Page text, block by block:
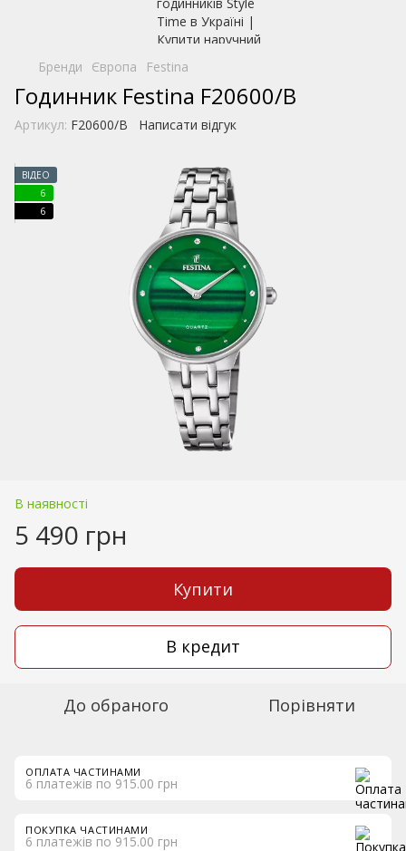
Бренди Європа Festina
Годинник Festina F20600/B
Артикул: F20600/B Написати відгук
ВІДЕО
6
6
В наявності
5 490 грн
Купити
В кредит
До обраного Порівняти
ОПЛАТА ЧАСТИНАМИ
6 платежів по 915.00 грн
ПОКУПКА ЧАСТИНАМИ
6 платежів по 915.00 грн